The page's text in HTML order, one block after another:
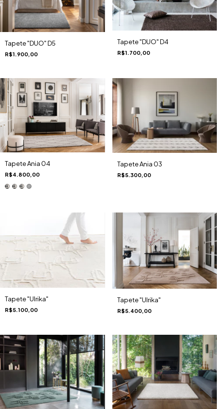
Tapete "DUO" D5
R$1.900,00
Tapete "DUO" D4
R$1.700,00
Tapete Ania 04
R$4.800,00
Tapete Ania 03
R$5.300,00
Tapete "Ulrika"
R$5.100,00
Tapete "Ulrika"
R$5.400,00